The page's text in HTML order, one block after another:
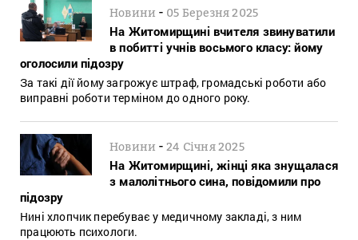
Новини - 05 Березня 2025
На Житомирщині вчителя звинуватили
в побитті учнів восьмого класу: йому
оголосили підозру
За такі дії йому загрожує штраф, громадські роботи або
виправні роботи терміном до одного року.
Новини -24 Січня 2025
На Житомирщині, жінці яка знущалася
з малолітнього сина, повідомили про
підозру
Нині хлопчик перебуває у медичному закладі, з ним
працюють психологи.